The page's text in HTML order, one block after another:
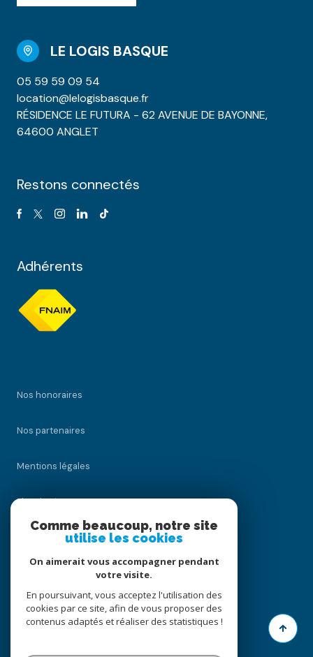
LE LOGIS BASQUE
05 59 59 09 54
location@lelogisbasque.fr
RÉSIDENCE LE FUTURA - 62 AVENUE DE BAYONNE,
64600 ANGLET
Restons connectés
Adhérents
Nos honoraires
Nos partenaires
Mentions légales
Plan du site
Cookies
Comme beaucoup, notre site
utilise les cookies
On aimerait vous accompagner pendant
votre visite.
En poursuivant, vous acceptez l'utilisation des
cookies par ce site, afin de vous proposer des
contenus adaptés et réaliser des statistiques !